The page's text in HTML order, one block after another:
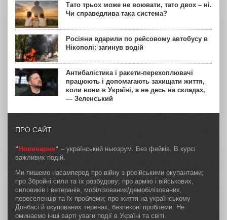
Тато трьох може не воювати, тато двох – ні.
Чи справедлива така система?
Росіяни вдарили по рейсовому автобусу в
Нікополі: загинув водій
Антибалістика і ракети-перехоплювачі
працюють і допомагають захищати життя,
коли вони в Україні, а не десь на складах,
— Зеленський
ПРО САЙТ
“ Новинарня“ – український ньюзрум. Без фейків. В курсі
важливих подій.
Ми пишемо насамперед про війну з російськими окупантами;
про Збройні сили та їх розбудову; про армію і військових,
силовиків і ветеранів, мобілізованих/демобілізованих,
переселенців та їх проблеми; про життя на українському
Донбасі й окупованих теренах; безпекові проблеми. Не
оминаємо інші варті уваги події в Україні та світі.